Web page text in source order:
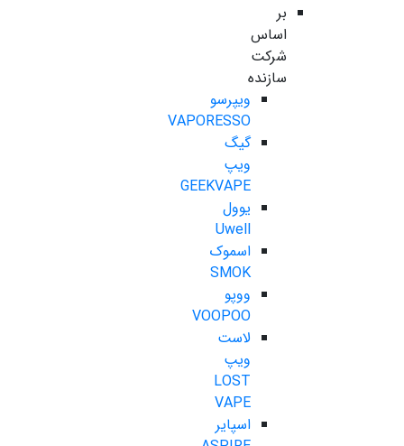
بر
اساس
شرکت
سازنده
ویپرسو
VAPORESSO
گیگ
ویپ
GEEKVAPE
یوول
Uwell
اسموک
SMOK
ووپو
VOOPOO
لاست
ویپ
LOST
VAPE
اسپایر